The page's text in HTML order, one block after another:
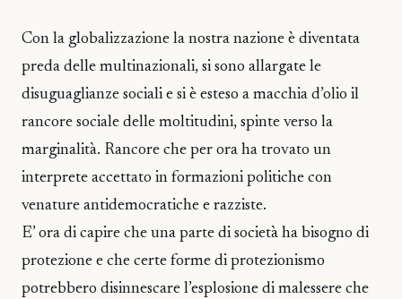
Con la globalizzazione la nostra nazione è diventata
preda delle multinazionali, si sono allargate le
disuguaglianze sociali e si è esteso a macchia d’olio il
rancore sociale delle moltitudini, spinte verso la
marginalità. Rancore che per ora ha trovato un
interprete accettato in formazioni politiche con
venature antidemocratiche e razziste.
E’ ora di capire che una parte di società ha bisogno di
protezione e che certe forme di protezionismo
potrebbero disinnescare l’esplosione di malessere che